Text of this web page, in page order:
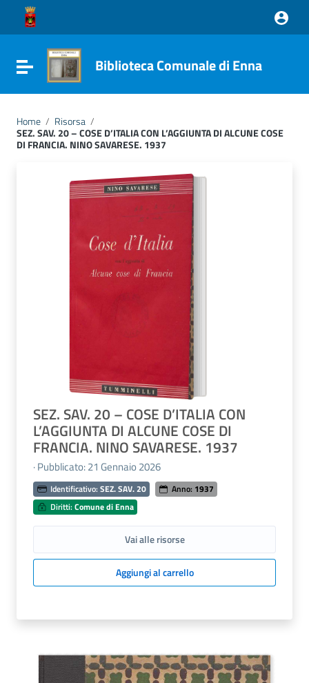
Vai ai contenuti
Vai al menu di navigazione
Vai al footer
Attiva / disattiva la navigazione
Biblioteca Comunale di Enna
Home / Risorsa /
SEZ. SAV. 20 – COSE D’ITALIA CON L’AGGIUNTA DI ALCUNE COSE
DI FRANCIA. NINO SAVARESE. 1937
SEZ. SAV. 20 – COSE D’ITALIA CON
L’AGGIUNTA DI ALCUNE COSE DI
FRANCIA. NINO SAVARESE. 1937
· Pubblicato: 21 Gennaio 2026
Identificativo: SEZ. SAV. 20 Anno: 1937
Diritti:Comune di Enna
Vai alle risorse
Aggiungi al carrello